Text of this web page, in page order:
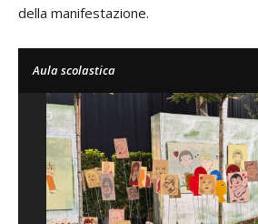
della manifestazione.
Aula scolastica